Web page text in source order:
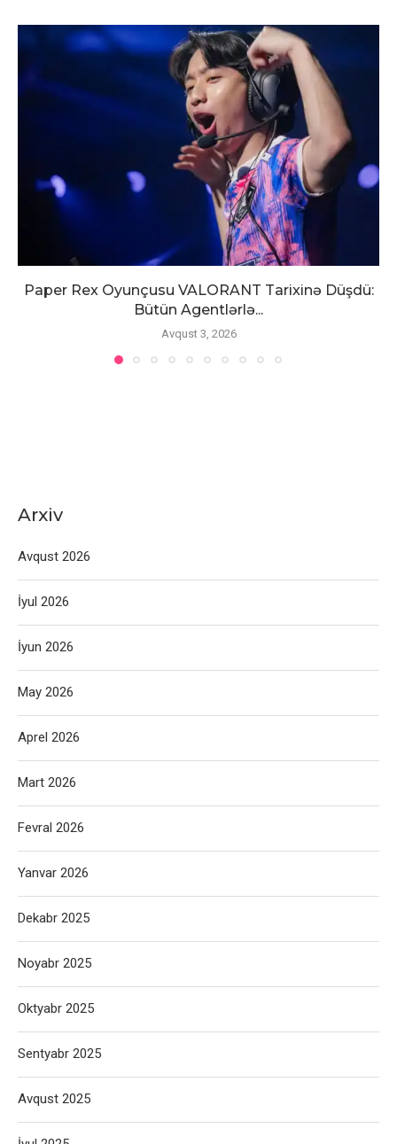
Paper Rex Oyunçusu VALORANT Tarixinə Düşdü:
Bütün Agentlərlə...
Avqust 3, 2026
Arxiv
Avqust 2026
İyul 2026
İyun 2026
May 2026
Aprel 2026
Mart 2026
Fevral 2026
Yanvar 2026
Dekabr 2025
Noyabr 2025
Oktyabr 2025
Sentyabr 2025
Avqust 2025